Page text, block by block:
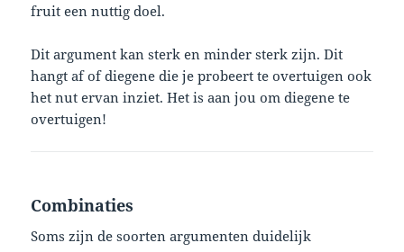
fruit een nuttig doel.
Dit argument kan sterk en minder sterk zijn. Dit
hangt af of diegene die je probeert te overtuigen ook
het nut ervan inziet. Het is aan jou om diegene te
overtuigen!
Combinaties
Soms zijn de soorten argumenten duidelijk